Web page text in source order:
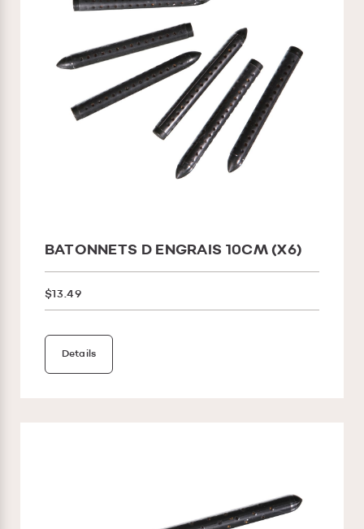
BATONNETS D ENGRAIS 10CM (X6)
$13.49
Details